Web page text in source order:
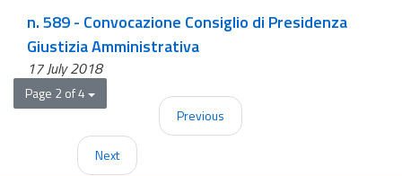
Docenze in Corsi Preparazione Esame TAR e
Consiglio di Stato
n. 589 - Convocazione Consiglio di Presidenza
Giustizia Amministrativa
17 July 2018
Page 2 of 4
Previous
Next